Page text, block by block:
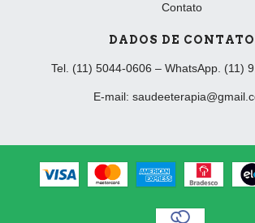
Contato
DADOS DE CONTATO
Tel. (11) 5044-0606 – WhatsApp. (11)
E-mail: